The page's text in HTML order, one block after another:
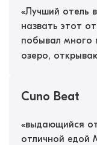
«Лучший отель
назвать этот
побывал много
озеро,
Cuno Beat
«выдающийся
отличной едой